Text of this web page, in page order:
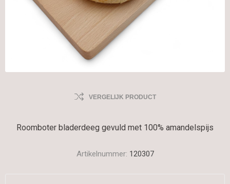
VERGELIJK PRODUCT
Roomboter bladerdeeg gevuld met 100% amandelspijs
Artikelnummer: 120307